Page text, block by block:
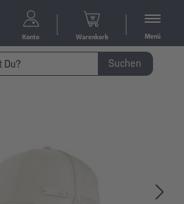
Konto Warenkorb Menü
Suchen